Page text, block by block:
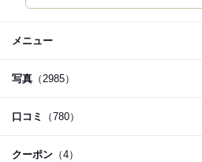
メニュー
写真 （2985）
口コミ （780）
クーポン （4）